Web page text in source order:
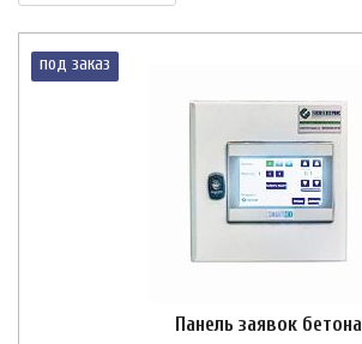
под заказ
Панель заявок бетона